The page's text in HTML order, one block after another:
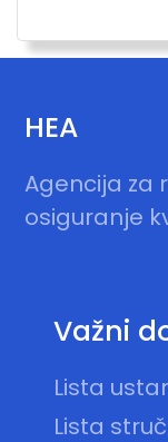
HEA
Agencija za
osiguranje
Važni
Lista
Lista